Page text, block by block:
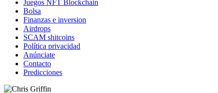
Juegos NFT Blockchain
Bolsa
Finanzas e inversion
Airdrops
SCAM shitcoins
Política privacidad
Anúnciate
Contacto
Predicciones